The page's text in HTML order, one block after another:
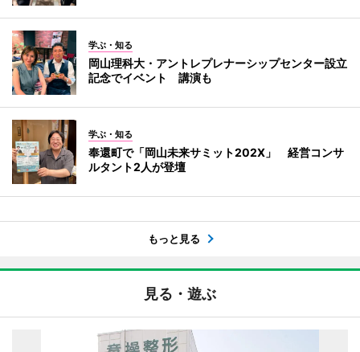
学ぶ・知る
岡山理科大・アントレプレナーシップセンター設立
記念でイベント 講演も
学ぶ・知る
奉還町で「岡山未来サミット202X」 経営コンサ
ルタント2人が登壇
もっと見る
見る・遊ぶ